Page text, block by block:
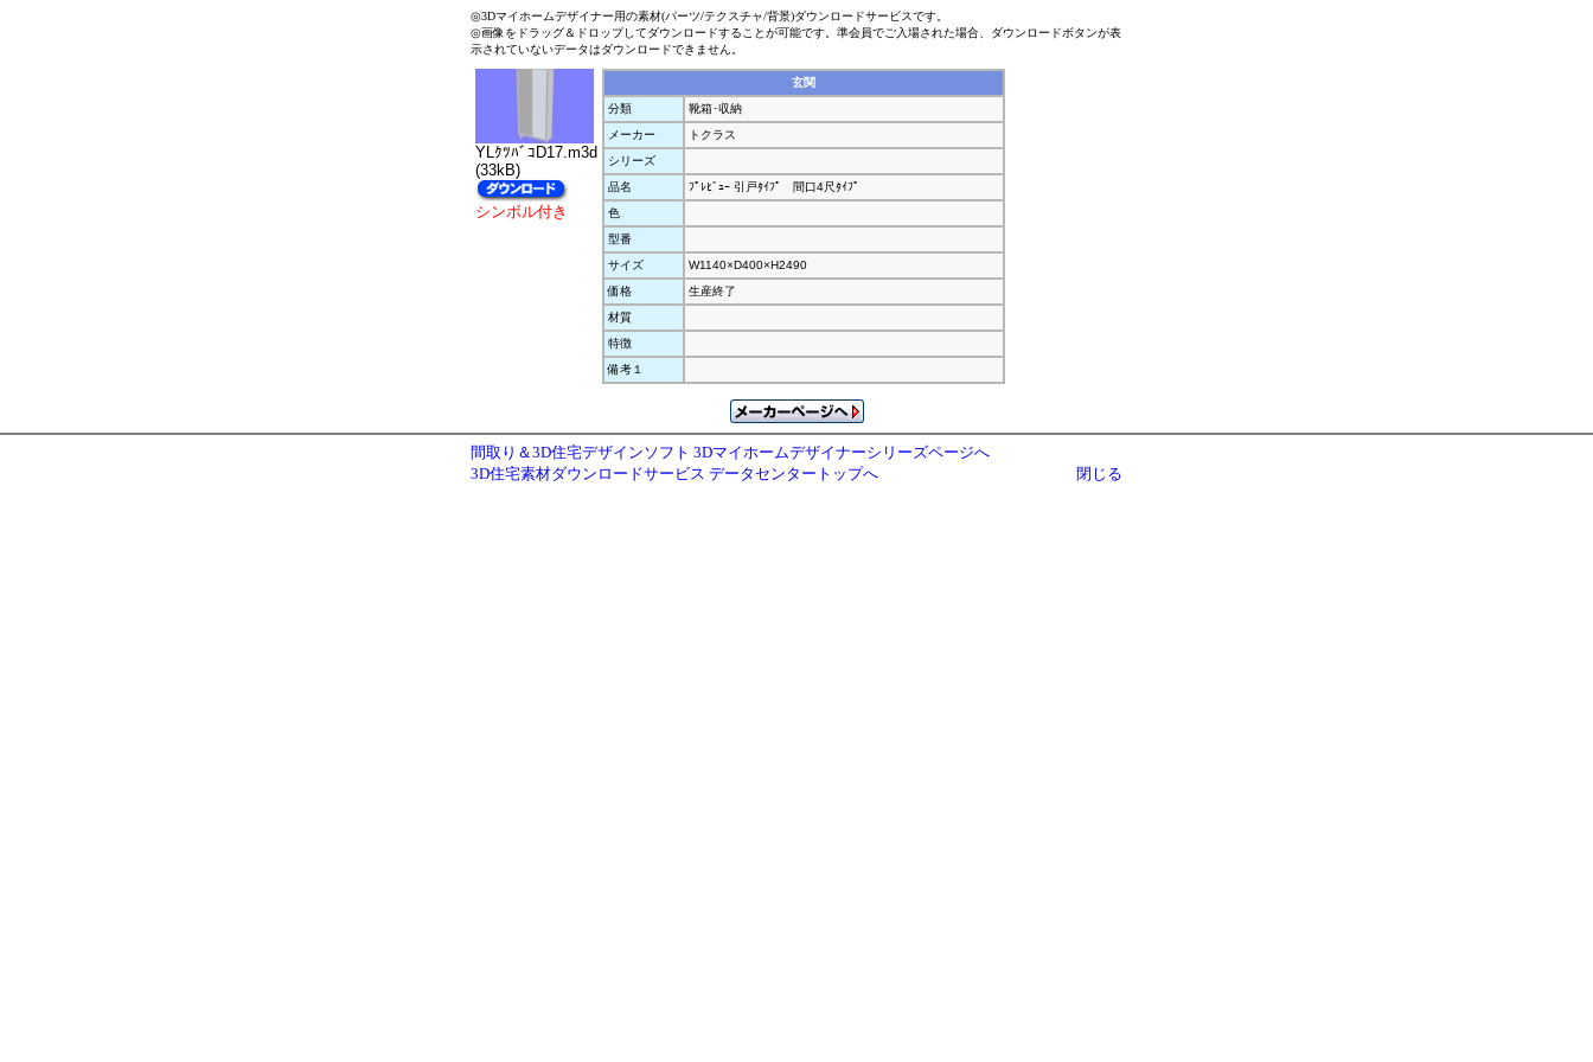
◎3Dマイホームデザイナー用の素材(パーツ/テクスチャ/背景)ダウンロードサービスです。
◎画像をドラッグ＆ドロップしてダウンロードすることが可能です。準会員でご入場された場合、ダウンロードボタンが表
示されていないデータはダウンロードできません。
YLｸﾂﾊﾞｺD17.m3d
(33kB)
シンボル付き
玄関
分類
靴箱･収納
メーカー
トクラス
シリーズ
品名
ﾌﾟﾚﾋﾞｭｰ 引戸ﾀｲﾌﾟ 間口4尺ﾀｲﾌﾟ
色
型番
サイズ
W1140×D400×H2490
価格
生産終了
材質
特徴
備考１
間取り＆3D住宅デザインソフト 3Dマイホームデザイナーシリーズページへ
3D住宅素材ダウンロードサービス データセンタートップへ
閉じる